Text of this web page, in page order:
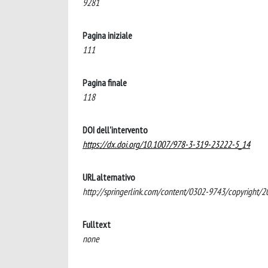
Pagina iniziale
111
Pagina finale
118
DOI dell'intervento
https://dx.doi.org/10.1007/978-3-319-23222-5_14
URL alternativo
http://springerlink.com/content/0302-9743/copyright/
Fulltext
none